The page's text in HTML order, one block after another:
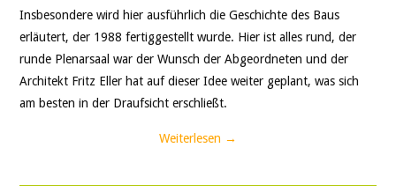
Insbesondere wird hier ausführlich die Geschichte des Baus
erläutert, der 1988 fertiggestellt wurde. Hier ist alles rund, der
runde Plenarsaal war der Wunsch der Abgeordneten und der
Architekt Fritz Eller hat auf dieser Idee weiter geplant, was sich
am besten in der Draufsicht erschließt.
Weiterlesen →